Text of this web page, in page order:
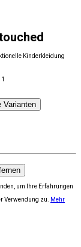
Kinderkleidung
1
Varianten
um Ihre Erfahrungen
Verwendung zu.
Mehr